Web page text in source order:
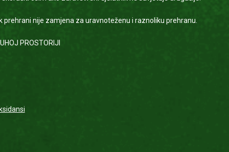
prehrani nije zamjena za uravnoteženu i raznoliku prehranu.
PROSTORIJI